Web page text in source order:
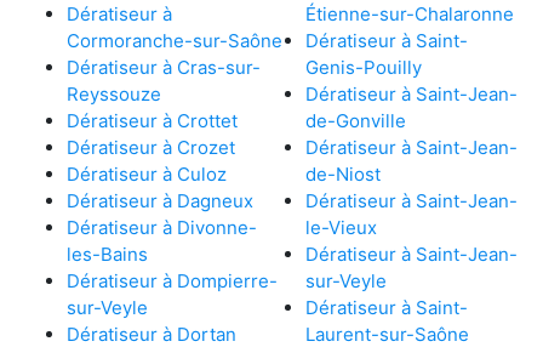
Dératiseur à
Cormoranche-sur-Saône
Dératiseur à Cras-sur-
Reyssouze
Dératiseur à Crottet
Dératiseur à Crozet
Dératiseur à Culoz
Dératiseur à Dagneux
Dératiseur à Divonne-
les-Bains
Dératiseur à Dompierre-
sur-Veyle
Dératiseur à Dortan
Étienne-sur-Chalaronne
Dératiseur à Saint-
Genis-Pouilly
Dératiseur à Saint-Jean-
de-Gonville
Dératiseur à Saint-Jean-
de-Niost
Dératiseur à Saint-Jean-
le-Vieux
Dératiseur à Saint-Jean-
sur-Veyle
Dératiseur à Saint-
Laurent-sur-Saône